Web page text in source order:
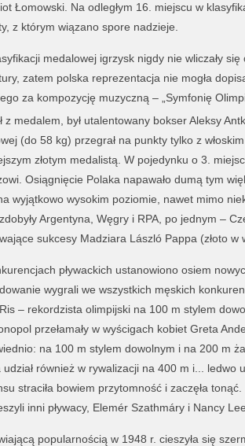
Łomowski. Na odległym 16. miejscu w
z którym wiązano spore nadzieje.
medalowej igrzysk nigdy nie wliczały
zatem polska reprezentacja nie mogła
za kompozycję muzyczną – „Symfonię
z medalem, był utalentowany bokser Aleksy
(do 58 kg) przegrał na punkty tylko z
złotym medalistą. W pojedynku o 3.
Osiągnięcie Polaka napawało dumą tym
wyjątkowo wysokim poziomie, nawet mimo
Argentyna, Węgry i RPA, po jednym –
sukcesy Madziara László Pappa (złoto w
pływackich ustanowiono osiem
wygrali we wszystkich męskich
– rekordzista olimpijski na 100 m stylem
przełamały w wyścigach kobiet Greta
na 100 m stylem dowolnym i na 200 m
udział również w rywalizacji na 400 m i... ledwo
straciła bowiem przytomność i zaczęła
inni pływacy, Elemér Szathmáry i Nancy Lee.
popularnością w 1948 r. cieszyła się